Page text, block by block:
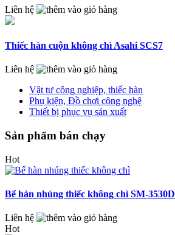
Liên hệ
Thiếc hàn cuộn không chì Asahi SCS7
Liên hệ
Vật tư công nghiệp, thiếc hàn
Phụ kiện, Đồ chơi công nghệ
Thiết bị phục vụ sản xuất
Sản phẩm bán chạy
Hot
Bể hàn nhúng thiếc không chì SM-3530D
Liên hệ
Hot